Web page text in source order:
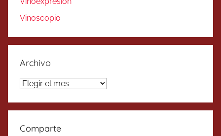
Vinoscopio
Archivo
Archivo
Comparte